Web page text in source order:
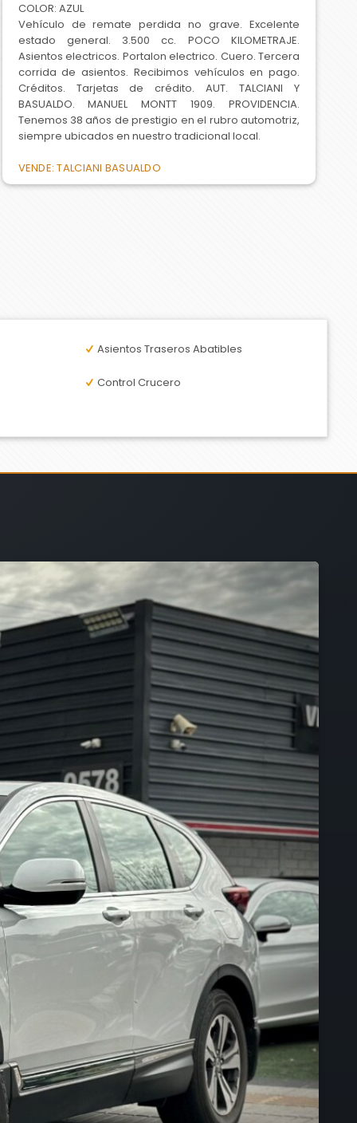
COLOR: AZUL
Vehículo de remate perdida no grave. Excelente
estado general. 3.500 cc. POCO KILOMETRAJE.
Asientos electricos. Portalon electrico. Cuero. Tercera
corrida de asientos. Recibimos vehículos en pago.
Créditos. Tarjetas de crédito. AUT. TALCIANI Y
BASUALDO. MANUEL MONTT 1909. PROVIDENCIA.
Tenemos 38 años de prestigio en el rubro automotriz,
siempre ubicados en nuestro tradicional local.
VENDE: TALCIANI BASUALDO
Asientos Traseros Abatibles
Control Crucero